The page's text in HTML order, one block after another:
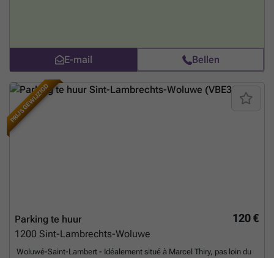
E-mail Bellen
PRIJS GEWIJZIGD
120 €
Parking te huur
1200 Sint-Lambrechts-Woluwe
Woluwé-Saint-Lambert - Idéalement situé à Marcel Thiry, pas loin du